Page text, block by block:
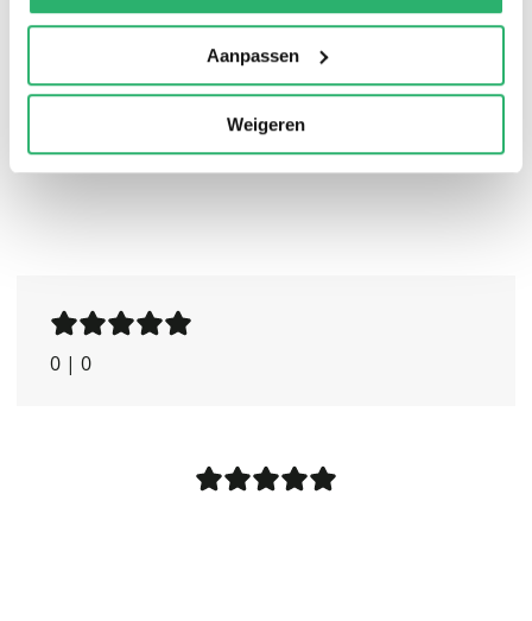
Aanpassen
Weigeren
volgen en deze inwijdingsweg gevoelsmatig
0 | 0